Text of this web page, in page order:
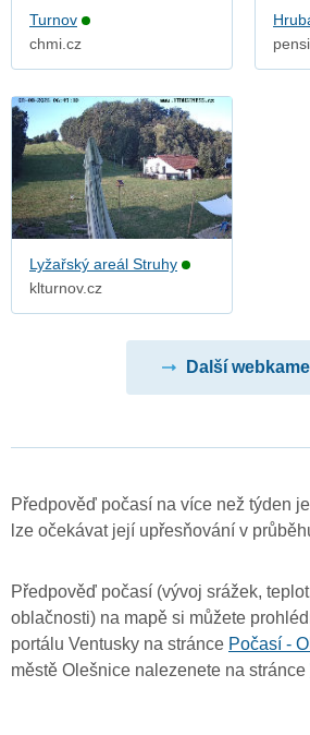
Turnov
chmi.cz
Lyžařský areál Struhy
klturnov.cz
Další
Předpověď počasí na více než týden
lze očekávat její upřesňování v
Předpověď počasí (vývoj srážek,
oblačnosti) na mapě si můžete
portálu Ventusky na stránce Počasí -
městě Olešnice nalezenete na stránce